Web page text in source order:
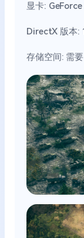
显卡:
DirectX 版本:
存储空间: 需